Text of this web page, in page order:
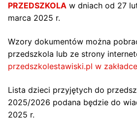
PRZEDSZKOLA w dniach od 27
marca 2025 r.
Wzory dokumentów można
przedszkola lub ze strony
przedszkolestawiski.pl w zakładce
Lista dzieci przyjętych do
2025/2026 podana będzie do
2025 r.